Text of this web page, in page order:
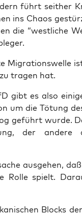
führt seit­her
ins Cha­os
die “west­li­che
Migra­ti­ons­wel­le
tra­gen hat.
gibt es also
um die Tötung
geführt wur­de.
der ande­re
aus­ge­hen,
Rol­le spielt.
Blocks